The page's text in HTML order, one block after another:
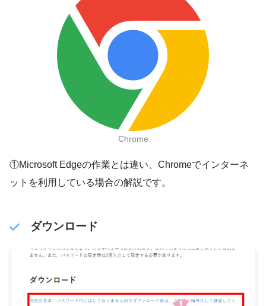
Chrome
①Microsoft Edgeの作業とは違い、Chromeでインターネ
ットを利用している場合の解説です。
ダウンロード